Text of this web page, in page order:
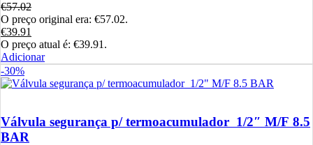
€57.02
O preço original era: €57.02.
€39.91
O preço atual é: €39.91.
Adicionar
-30%
Válvula segurança p/ termoacumulador 1/2″ M/F 8.5
BAR